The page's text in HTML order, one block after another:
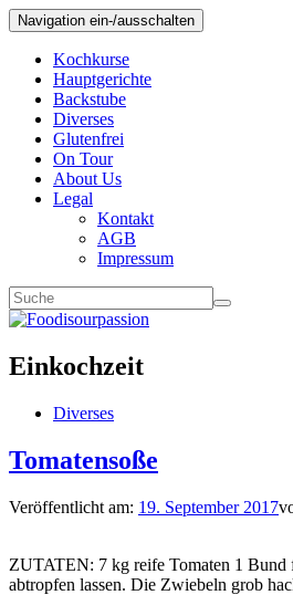
Navigation ein-/ausschalten
Kochkurse
Hauptgerichte
Backstube
Diverses
Glutenfrei
On Tour
About Us
Legal
Kontakt
AGB
Impressum
Einkochzeit
Diverses
Tomatensoße
Veröffentlicht am: 19. September 2017
ZUTATEN: 7 kg reife Tomaten 1
abtropfen lassen. Die Zwiebeln grob